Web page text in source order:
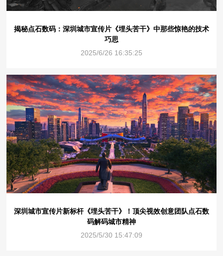
揭秘点石数码：深圳城市宣传片《埋头苦干》中那些惊艳的技术
巧思
2025/6/26 16:35:25
深圳城市宣传片新标杆《埋头苦干》！顶尖视效创意团队点石数
码解码城市精神
2025/5/30 15:47:09